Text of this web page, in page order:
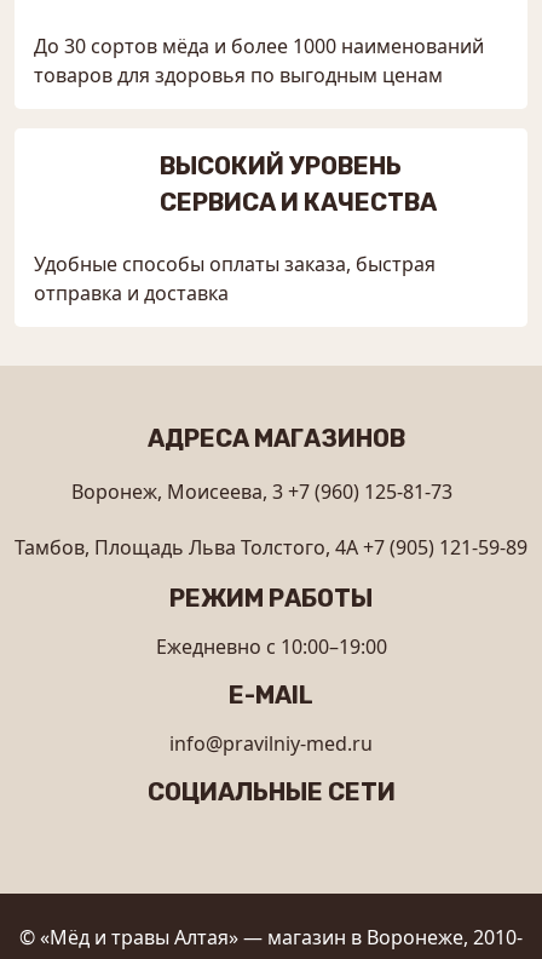
До 30 сортов мёда и более 1000 наименований
товаров для здоровья по выгодным ценам
ВЫСОКИЙ УРОВЕНЬ
СЕРВИСА И КАЧЕСТВА
Удобные способы оплаты заказа, быстрая
отправка и доставка
АДРЕСА МАГАЗИНОВ
Воронеж, Моисеева, 3+7 (960) 125-81-73
Тамбов, Площадь Льва Толстого, 4А+7 (905) 121-59-89
РЕЖИМ РАБОТЫ
Ежедневно с 10:00–19:00
E-MAIL
info@pravilniy-med.ru
СОЦИАЛЬНЫЕ СЕТИ
© «Мёд и травы Алтая» — магазин в Воронеже, 2010-